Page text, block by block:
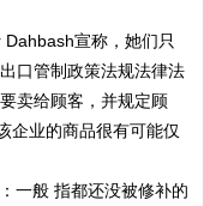
宣称，她们只
口管制政策法规法律法
卖给顾客，并规定顾
企业的商品很有可能仅
一般 指都还没被修补的